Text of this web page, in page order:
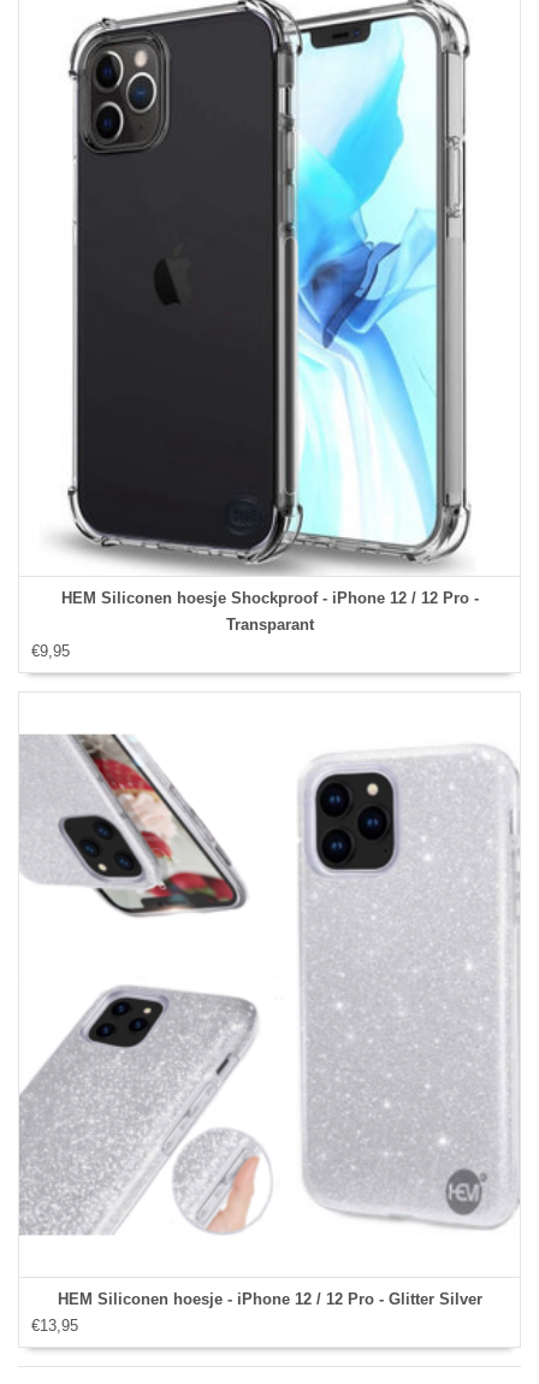
HEM Siliconen hoesje Shockproof - iPhone 12 / 12 Pro -
Transparant
€9,95
HEM Siliconen hoesje - iPhone 12 / 12 Pro - Glitter Silver
€13,95